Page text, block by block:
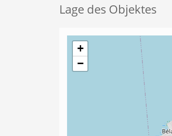
Lage des Objektes
+
−